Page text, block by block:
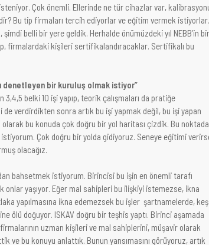
Çok önemli. Ellerinde ne tür cihazlar var,
Bu tip firmaları tercih ediyorlar ve eğitim vermek istiyorlar.
şimdi belli bir yere geldik. Herhalde önümüzdeki yıl NEBB’in bir
firmalardaki kişileri sertifikalandıracaklar. Sertifikalı bu
denetleyen bir kuruluş olmak istiyor”
belki 10 işi yapıp, teorik çalışmaları da pratiğe
verdirdikten sonra artık bu işi yapmak değil, bu işi yapan
bu konuda çok doğru bir yol haritası çizdik. Bu noktada
Çok doğru bir yolda gidiyoruz. Seneye eğitimi
olacağız.
bahsetmek istiyorum. Birincisi bu işin en önemli tarafı
onlar yaşıyor. Eğer mal sahipleri bu ilişkiyi istemezse, ikna
yapılmasına ikna edemezsek bu işler şartnamelerde,
ölü doğuyor. ISKAV doğru bir teşhis yaptı. Birinci aşamada
firmalarının uzman kişileri ve mal sahiplerini, müşavir olarak
ve bu konuyu anlattık. Bunun yansımasını görüyoruz, artık